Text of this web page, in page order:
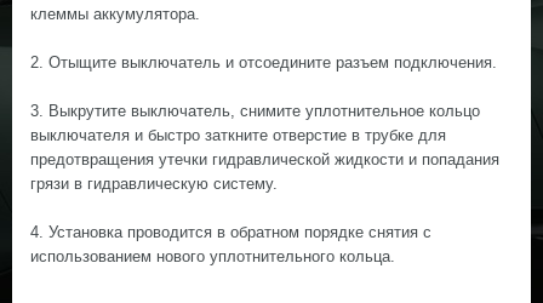
клеммы аккумулятора.
2. Отыщите выключатель и отсоедините разъем подключения.
3. Выкрутите выключатель, снимите уплотнительное кольцо
выключателя и быстро заткните отверстие в трубке для
предотвращения утечки гидравлической жидкости и попадания
грязи в гидравлическую систему.
4. Установка проводится в обратном порядке снятия с
использованием нового уплотнительного кольца.